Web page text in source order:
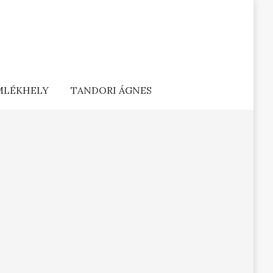
TANDORI ÁGNES